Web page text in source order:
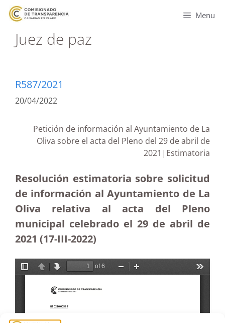
Menu
Juez de paz
R587/2021
20/04/2022
Petición de información al Ayuntamiento de La
Oliva sobre el acta del Pleno del 29 de abril de
2021|Estimatoria
Resolución estimatoria sobre solicitud
de información al Ayuntamiento de La
Oliva relativa al acta del Pleno
municipal celebrado el 29 de abril de
2021 (17-III-2022)